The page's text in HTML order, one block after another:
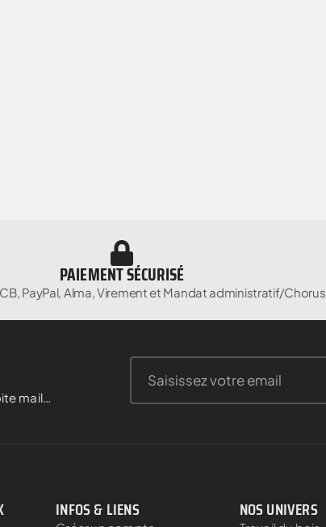
PAIEMENT SÉCURISÉ
PayPal, Alma, Virement et Mandat administratif/Chorus
mail…
INFOS & LIENS NOS UNIVERS